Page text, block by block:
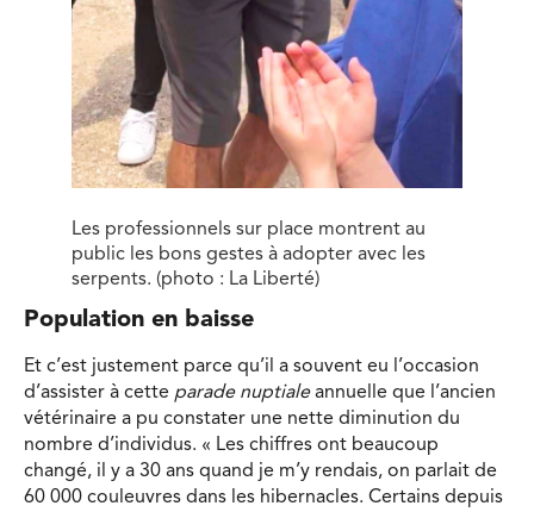
Les professionnels sur place montrent au
public les bons gestes à adopter avec les
serpents. (photo : La Liberté)
Population en baisse
Et c’est justement parce qu’il a souvent eu l’occasion
d’assister à cette parade nuptialeannuelle que l’ancien
vétérinaire a pu constater une nette diminution du
nombre d’individus. « Les chiffres ont beaucoup
changé, il y a 30 ans quand je m’y rendais, on parlait de
60 000 couleuvres dans les hibernacles. Certains depuis